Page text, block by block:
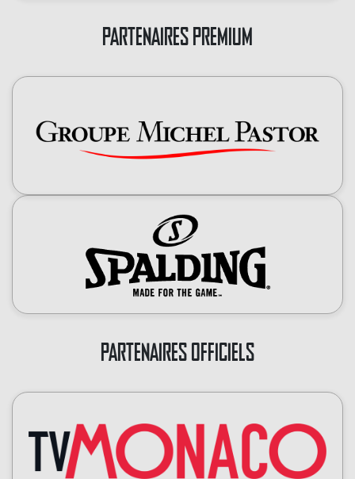
PARTENAIRES PREMIUM
PARTENAIRES OFFICIELS